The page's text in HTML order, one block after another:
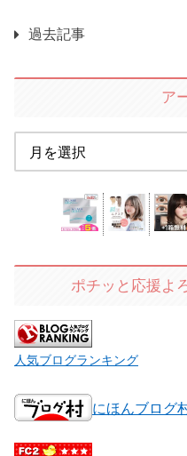
過去記事
ア
ポチッと応援よ
人気ブログランキング
にほんブログ